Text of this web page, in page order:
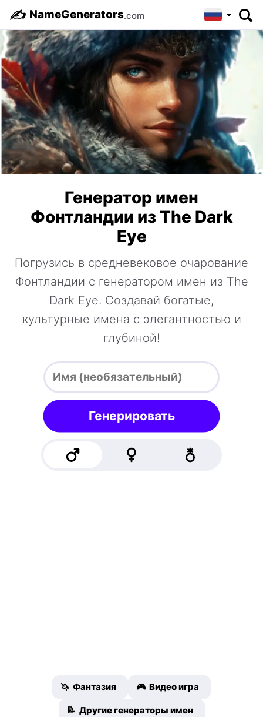
✍️ NameGenerators.com
Генератор имен
Фонтландии из The Dark
Eye
Погрузись в средневековое очарование
Фонтландии с генератором имен из The
Dark Eye. Создавай богатые,
культурные имена с элегантностью и
глубиной!
Генерировать
🦄 Фантазия 🎮 Видео игра
📝 Другие генераторы имен